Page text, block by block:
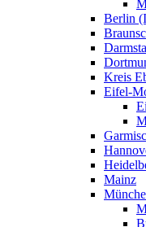
Berlin
Kreis
Eifel-
Mainz